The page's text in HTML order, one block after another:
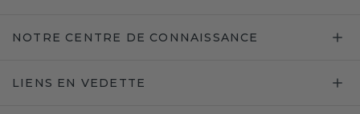
NOTRE CENTRE DE CONNAISSANCE
LIENS EN VEDETTE